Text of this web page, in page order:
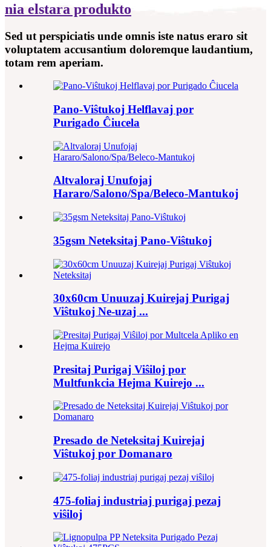
nia elstara produkto
Sed ut perspiciatis unde omnis iste natus eraro sit
voluptatem accusantium doloremque laudantium,
totam rem aperiam.
Pano-Viŝtukoj Helflavaj por
Purigado Ĉiucela
Altvaloraj Unufojaj
Hararo/Salono/Spa/Beleco-Mantukoj
35gsm Neteksitaj Pano-Viŝtukoj
30x60cm Unuuzaj Kuirejaj Purigaj
Viŝtukoj Ne-uzaj ...
Presitaj Purigaj Viŝiloj por
Multfunkcia Hejma Kuirejo ...
Presado de Neteksitaj Kuirejaj
Viŝtukoj por Domanaro
475-foliaj industriaj purigaj pezaj
viŝiloj